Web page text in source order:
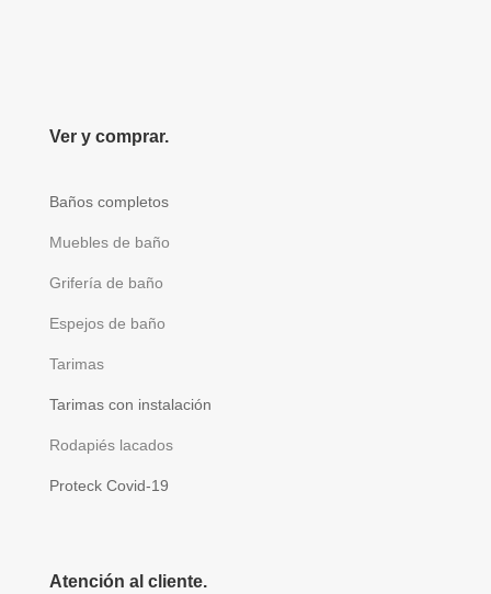
Ver y comprar.
Baños completos
Muebles de baño
Grifería de baño
Espejos de baño
Tarimas
Tarimas con instalación
Rodapiés lacados
Proteck Covid-19
Atención al cliente.